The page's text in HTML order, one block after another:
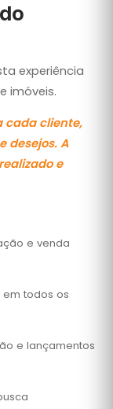
experiência
imóveis.
cada cliente,
desejos. A
e
e venda
todos os
e lançamentos